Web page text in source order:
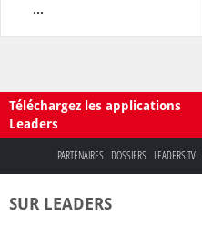
...
Téléchargez les applications
Leaders
PARTENAIRES DOSSIERS LEADERS TV
SUR LEADERS